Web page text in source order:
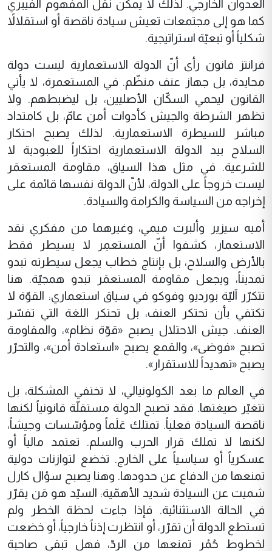
العدوان الخارجي. لذلك لا يمكن نقل المفهوم الفيبري
كما هو إلى مجتمعات تعيش سيادة ناقصة أو استقلالاً
شكلياً أو تبعيّة استراتيجية.
فرانتز فانون رأى أنّ الدولة الاستعمارية ليست دولة
محايدة، بل جهاز عنف منظّم. في المستعمرة، لا يأتي
القانون ليحمي السكّان الأصليين، بل ليضبطهم. ولا
تظهر الشرطة والجيش كأدوات أمن عامّ، بل كامتداد
مباشر للسيطرة الاستعمارية. لذلك يصبح احتكار
السلاح بيد الدولة الاستعمارية احتكاراً للعبودية لا
للشرعية. في مثل هذا السياق، مقاومة المستعمَر
ليست خروجاً على الدولة، لأنّ الدولة نفسها قائمة على
إخراجه من السياسة والكرامة والسيادة.
أميه سيزير وألبرت ميمي، وغيرهما من مفكري نقد
الاستعمار، كشفوا أنّ المستعمِر لا يسيطر فقط
بالأرض والسلاح، بل بإنتاج خطاب يجعل سيطرته تبدو
تمديناً، ويجعل مقاومة المستعمَر تبدو همجيّة. هنا
تتكرّر آليّة بورديو وفوكو في سياق استعماري: القوّة لا
تكتفي بأن تحتكر العنف، بل تحتكر اللغة التي تفسّر
العنف. جيش الاحتلال يصبح «قوّة نظام»، والمقاومة
تصبح «فوضى»، والقمع يصبح «استعادة أمن»، والتحرّر
يصبح «تهديداً للاستقرار».
في العالم ما بعد الكولونيالي، لا تختفي المشكلة، بل
تتغيّر صيغتها. فقد تصبح الدولة مستقلّة قانونياً لكنها
ناقصة السيادة فعلياً. تمتلك عَلَماً ومؤسّسات وجيشاً،
لكنها لا تملك قرار الحرب والسلم. تعتمد مالياً أو
عسكرياً أو سياسياً على الخارج. تخضع لتوازنات دولية
تمنعها من الدفاع عن حدودها. وهنا يصبح سؤال كارل
شميت عن السيادة شديد الأهمّية: السيّد هو مَن يقرّر
في الحالة الاستثنائية. فإذا جاءت لحظة الخطر ولم
تستطع الدولة أن تقرّر، أو انتظرت إذناً خارجياً، أو خضعت
لخطوط حُمْر تمنعها من الردّ، فهل تبقى صاحبة